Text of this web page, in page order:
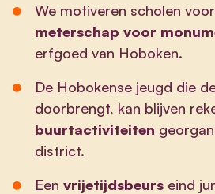
We motiveren scholen
meterschap voor
erfgoed van Hoboken.
De Hobokense jeugd die
doorbrengt, kan blijven
buurtactiviteiten
district.
Een vrijetijdsbeurseind